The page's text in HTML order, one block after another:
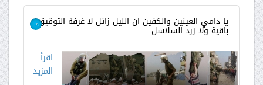
يا دامي العينين والكفين ان الليل زائل لا غرفة التوقيق
باقية ولا زرد السلاسل >
اقرأ
المزيد